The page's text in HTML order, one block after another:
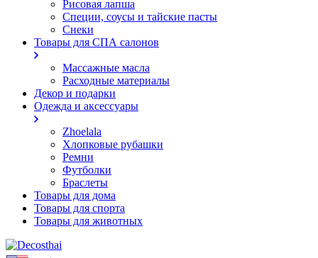
Рисовая лапша
Специи, соусы и тайские пасты
Снеки
Товары для СПА салонов
Массажные масла
Расходные материалы
Декор и подарки
Одежда и аксессуары
Zhoelala
Хлопковые рубашки
Ремни
Футболки
Браслеты
Товары для дома
Товары для спорта
Товары для животных